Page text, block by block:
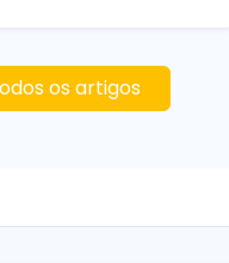
os artigos